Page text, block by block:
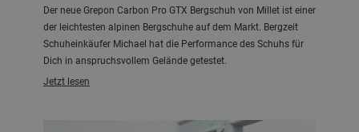
Der neue Grepon Carbon Pro GTX Bergschuh von Millet ist einer
der leichtesten alpinen Bergschuhe auf dem Markt. Bergzeit
Schuheinkäufer Michael hat die Performance des Schuhs für
Dich in anspruchsvollem Gelände getestet.
Jetzt lesen